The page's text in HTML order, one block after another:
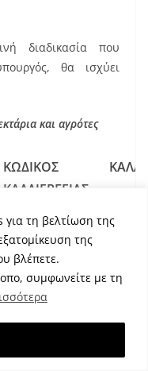
για τη βελτίωση της
της
βλέπετε.
συμφωνείτε με τη
διαδικασία που
θα ισχύει
και αγρότες
ΚΩΔΙΚΟΣ
ΚΑΛΛΙΕΡΓΕΙΑΣ
6
6